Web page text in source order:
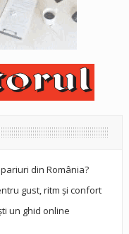
din România?
gust, ritm și confort
un ghid online